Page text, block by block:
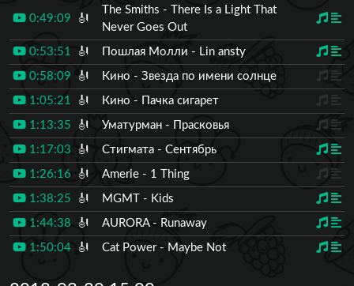
0:49:09 🎻
The Smiths - There Is a Light That
Never Goes Out
0:53:51 🎻 Пошлая Молли - Lin ansty
0:58:09 🎻 Кино - Звезда по имени солнце
1:05:21 🎻 Кино - Пачка сигарет
1:13:35 🎻 Уматурман - Прасковья
1:17:03 🎻 Стигмата - Сентябрь
1:26:16 🎻 Amerie - 1 Thing
1:38:25 🎻 MGMT - Kids
1:44:38 🎻 AURORA - Runaway
1:50:04 🎻 Cat Power - Maybe Not